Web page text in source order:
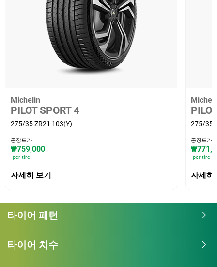
Michelin
PILOT SPORT 4
275/35 ZR21 103(Y)
공장도가
₩759,000
per tire
자세히 보기
275/35
공장도가
per tire
자세히
타이어 패턴
타이어 치수